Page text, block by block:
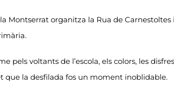
Montserrat organitza la Rua de
pels voltants de l’escola, els colors, les
que la desfilada fos un moment inoblidable.